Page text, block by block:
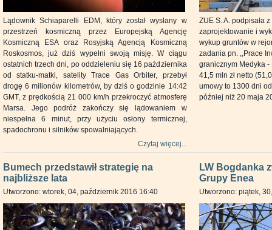
Lądownik Schiaparelli EDM, który został wysłany w
przestrzeń kosmiczną przez Europejską Agencję
Kosmiczną ESA oraz Rosyjską Agencją Kosmiczną
Roskosmos, już dziś wypełni swoją misję. W ciągu
ostatnich trzech dni, po oddzieleniu się 16 października
od statku-matki, satelity Trace Gas Orbiter, przebył
drogę 6 milionów kilometrów, by dziś o godzinie 14:42
GMT, z prędkością 21 000 km/h przekroczyć atmosferę
Marsa. Jego podróż zakończy się lądowaniem w
niespełna 6 minut, przy użyciu osłony termicznej,
spadochronu i silników spowalniających.
Czytaj więcej...
ZUE S. A. podpisała
zaprojektowanie i
wykup gruntów w
zadania pn. ,,Prace
granicznym Medyka -
41,5 mln zł netto
umowy to 1300 dni
później niż 20 maja
Bumech przedstawił strategię na
najbliższe lata
Utworzono: wtorek, 04, październik 2016 16:40
LW Bogdanka
Grupy Enea
Utworzono: piątek,